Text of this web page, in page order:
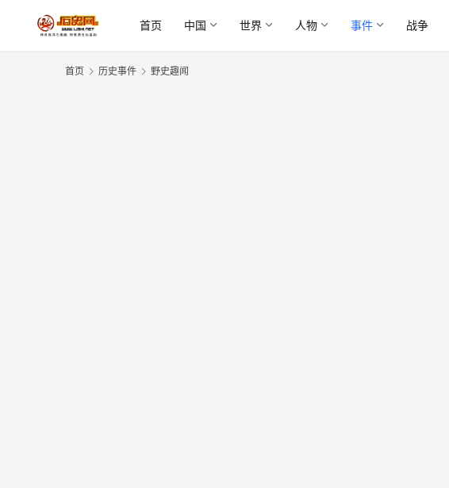
首页 中国 世界 人物 事件 战争
首页 历史事件 野史趣闻